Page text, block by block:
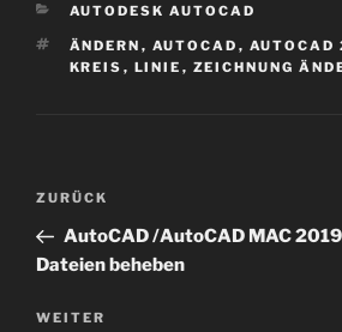
KATEGORIEN
AUTODESK AUTOCAD
SCHLAGWÖRTER
ÄNDERN , AUTOCAD , AUTOCAD
KREIS , LINIE , ZEICHNUNG
Beitragsnavigation
Vorheriger
Beitrag
ZURÜCK
AutoCAD /AutoCAD MAC
Dateien beheben
Nächster
WEITER